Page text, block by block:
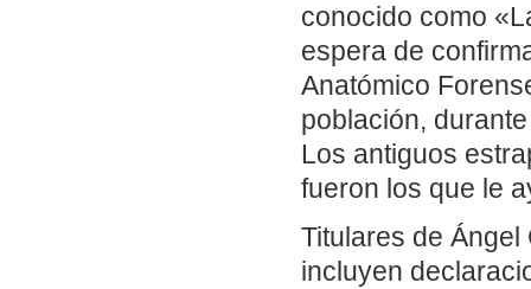
conocido como
espera de
Anatómico
población,
Los antiguos
fueron los que le
Titulares de
incluyen